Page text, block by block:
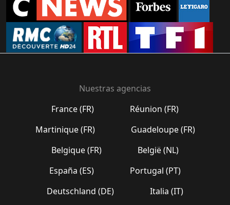
Nuestras agencias
France (FR)
Réunion (FR)
Martinique (FR)
Guadeloupe (FR)
Belgique (FR)
België (NL)
España (ES)
Portugal (PT)
Deutschland (DE)
Italia (IT)